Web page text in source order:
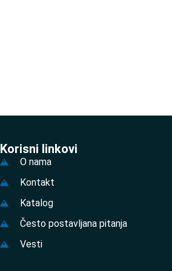
Korisni linkovi
O nama
Kontakt
Katalog
Često postavljana pitanja
Vesti